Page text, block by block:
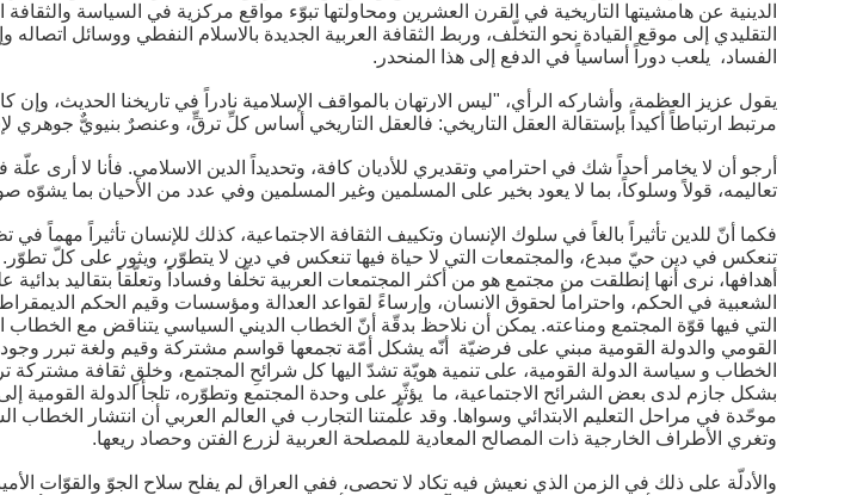
الدينية عن هامشيتها التاريخية في القرن العشرين ومحاولتها تبوّء مواقع مركزية في السياسة
التقليدي إلى موقع القيادة نحو التخلّف، وربط الثقافة العربية الجديدة بالاسلام النفطي ووسائل
الفساد، يلعب دوراً أساسياً في الدفع إلى هذا المنحدر.
يقول عزيز العظمة، وأشاركه الرأي، "ليس الارتهان بالمواقف الإسلامية نادراً في تاريخنا الحديث،
مرتبط ارتباطاً أكيداً بإستقالة العقل التاريخي: فالعقل التاريخي أساس كلِّ ترقٍّ، وعنصرٌ بنيويٌّ جوهري
أرجو أن لا يخامر أحداً شك في احترامي وتقديري للأديان كافة، وتحديداً الدين الاسلامي. فأنا لا أرى
تعاليمه، قولاً وسلوكاً، بما لا يعود بخير على المسلمين وغير المسلمين وفي عدد من الأحيان بما يشوّه
فكما أنّ للدين تأثيراً بالغاً في سلوك الإنسان وتكييف الثقافة الاجتماعية، كذلك للإنسان تأثيراً مهماً
تنعكس في دين حيّ مبدع، والمجتمعات التي لا حياة فيها تنعكس في دين لا يتطوّر، ويثور على كلّ تطوّر.
أهدافها، نرى أنها إنطلقت من مجتمع هو من أكثر المجتمعات العربية تخلّفا وفساداً وتعلّقاً بتقاليد بدائية
الشعبية في الحكم، واحتراماً لحقوق الانسان، وإرساءً لقواعد العدالة ومؤسسات وقيم الحكم
التي فيها قوّة المجتمع ومناعته. يمكن أن نلاحظ بدقّة أنّ الخطاب الديني السياسي يتناقض مع
القومي والدولة القومية مبني على فرضيّة أنّه يشكل أمّة تجمعها قواسم مشتركة وقيم ولغة تبرر
الخطاب و سياسة الدولة القومية، على تنمية هويّة تشدّ اليها كل شرائحِ المجتمع، وخلقِ ثقافة مشتركة
بشكل جازم لدى بعض الشرائح الاجتماعية، ما يؤثّر على وحدة المجتمع وتطوّره، تلجأ الدولة
موحّدة في مراحل التعليم الابتدائي وسواها. وقد علّمتنا التجارب في العالم العربي أن انتشار
وتغري الأطراف الخارجية ذات المصالح المعادية للمصلحة العربية لزرع الفتن وحصاد ريعها.
والأدلّة على ذلك في الزمن الذي نعيش فيه تكاد لا تحصى، ففي العراق لم يفلح سلاح الجوّ والقوّات